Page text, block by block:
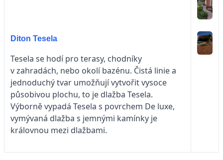
Diton Tesela
Tesela se hodí pro terasy, chodníky
v zahradách, nebo okolí bazénu. Čistá linie a
jednoduchý tvar umožňují vytvořit vysoce
působivou plochu, to je dlažba Tesela.
Výborně vypadá Tesela s povrchem De luxe,
vymývaná dlažba s jemnými kamínky je
královnou mezi dlažbami.